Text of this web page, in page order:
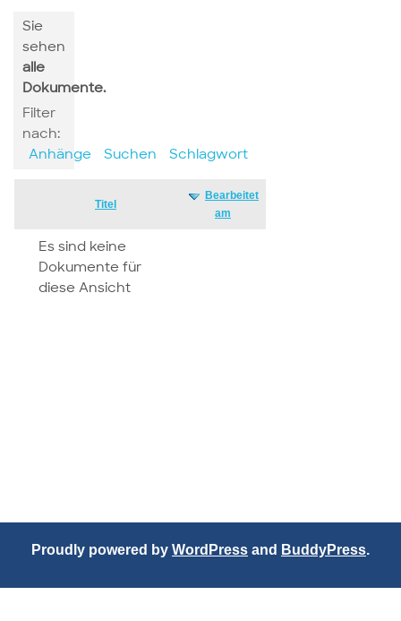
Sie
sehen
alle
Dokumente.
Filter
nach:
Anhänge
Suchen Schlagwort
Titel
Bearbeitet
am
Es sind keine
Dokumente für
diese Ansicht
Proudly powered by WordPress and BuddyPress.